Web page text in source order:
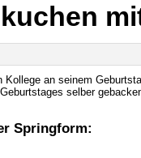
Kollege an seinem
selber
Springform: